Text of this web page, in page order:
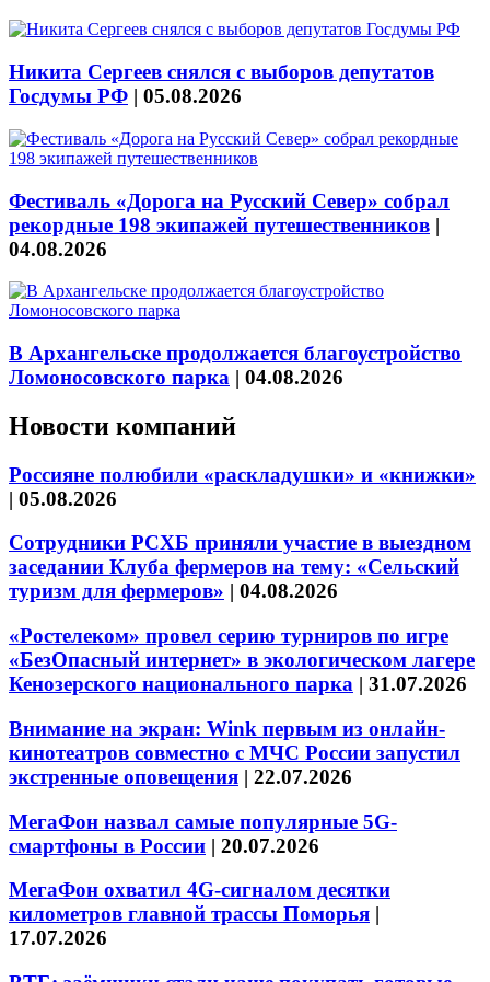
Никита Сергеев снялся с выборов депутатов
Госдумы РФ | 05.08.2026
Фестиваль «Дорога на Русский Север» собрал
рекордные 198 экипажей путешественников |
04.08.2026
В Архангельске продолжается благоустройство
Ломоносовского парка | 04.08.2026
Новости компаний
Россияне полюбили «раскладушки» и «книжки»
| 05.08.2026
Сотрудники РСХБ приняли участие в выездном
заседании Клуба фермеров на тему: «Сельский
туризм для фермеров» | 04.08.2026
«Ростелеком» провел серию турниров по игре
«БезОпасный интернет» в экологическом лагере
Кенозерского национального парка | 31.07.2026
Внимание на экран: Wink первым из онлайн-
кинотеатров совместно с МЧС России запустил
экстренные оповещения | 22.07.2026
МегаФон назвал самые популярные 5G-
смартфоны в России | 20.07.2026
МегаФон охватил 4G-сигналом десятки
километров главной трассы Поморья |
17.07.2026